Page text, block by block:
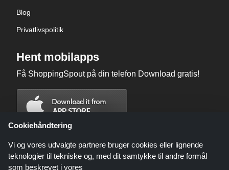
Blog
Privatlivspolitik
Hent mobilapps
Få ShoppingSpout på din telefon Download gratis!
Cookiehåndtering
Vi og vores udvalgte partnere bruger cookies eller lignende
teknologier til tekniske og, med dit samtykke til andre formål
som beskrevet i vores